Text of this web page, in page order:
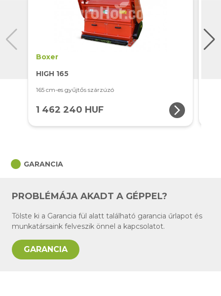
Boxer
HIGH 165
165 cm-es gyűjtős szárzúzó
1 462 240 HUF arrow_forward_ios
circle GARANCIA
PROBLÉMÁJA AKADT A GÉPPEL?
Tölste ki a Garancia fül alatt található garancia űrlapot és
munkatársaink felveszik önnel a kapcsolatot.
GARANCIA